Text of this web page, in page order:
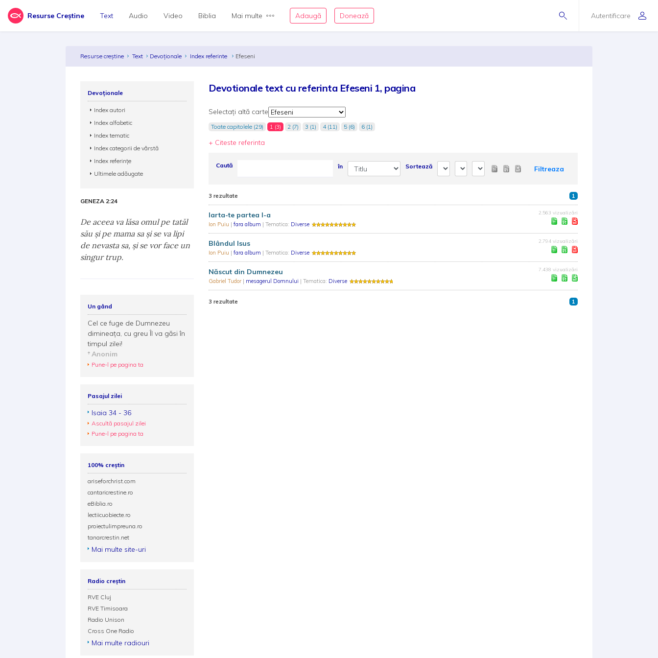
Resurse Creștine Autentificare
Text Audio Video Biblia Mai multe Adaugă Donează
Resurse creștine Text Devoționale Index referinte Efeseni
Devotionale text cu referinta Efeseni 1, pagina
Selectați altă carte
Toate capitolele (29) 1 (3) 2 (7) 3 (1) 4 (11) 5 (6) 6 (1)
+ Citeste referinta
Caută în Sortează Filtreaza
3 rezultate 1
Iarta-te partea I-a
Ion Puiu | fara album | Tematica: Diverse
2.563 vizualizări
Blândul Isus
Ion Puiu | fara album | Tematica: Diverse
2.794 vizualizări
Născut din Dumnezeu
Gabriel Tudor | mesagerul Domnului | Tematica: Diverse
7.438 vizualizări
3 rezultate 1
Devoționale
Index autori
Index alfabetic
Index tematic
Index categorii de vârstă
Index referințe
Ultimele adăugate
GENEZA 2:24
De aceea va lăsa omul pe tatăl
său şi pe mama sa şi se va lipi
de nevasta sa, şi se vor face un
singur trup.
Un gând
Cel ce fuge de Dumnezeu
dimineaţa, cu greu Îl va găsi în
timpul zilei!
Anonim
Pune-l pe pagina ta
Pasajul zilei
Isaia 34 - 36
Ascultă pasajul zilei
Pune-l pe pagina ta
100% creștin
ariseforchrist.com
cantaricrestine.ro
eBiblia.ro
lectiicuobiecte.ro
proiectulimpreuna.ro
tanarcrestin.net
Mai multe site-uri
Radio creștin
RVE Cluj
RVE Timisoara
Radio Unison
Cross One Radio
Mai multe radiouri